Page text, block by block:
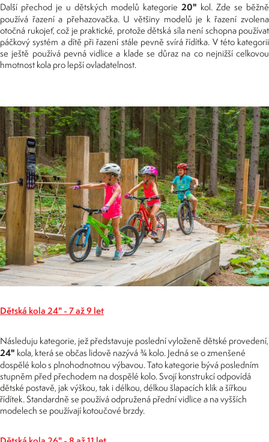
Další přechod je u dětských modelů kategorie 20" kol. Zde se běžně
používá řazení a přehazovačka. U většiny modelů je k řazení zvolena
otočná rukojeť, což je praktické, protože dětská síla není schopna používat
páčkový systém a dítě při řazení stále pevně svírá řídítka. V této kategorii
se ještě používá pevná vidlice a klade se důraz na co nejnižší celkovou
hmotnost kola pro lepší ovladatelnost.
Dětská kola 24" - 7 až 9 let
Následuju kategorie, jež představuje poslední vyloženě dětské provedení,
24" kola, která se občas lidově nazývá ¾ kolo. Jedná se o zmenšené
dospělé kolo s plnohodnotnou výbavou. Tato kategorie bývá posledním
stupněm před přechodem na dospělé kolo. Svojí konstrukcí odpovídá
dětské postavě, jak výškou, tak i délkou, délkou šlapacích klik a šířkou
řídítek. Standardně se používá odpružená přední vidlice a na vyšších
modelech se používají kotoučové brzdy.